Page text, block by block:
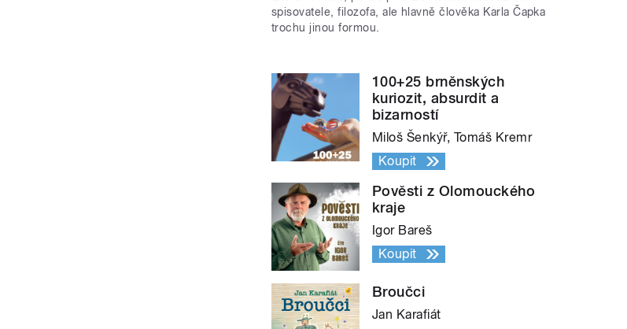
spisovatele, filozofa, ale hlavně člověka Karla Čapka
trochu jinou formou.
100+25 brněnských
kuriozit, absurdit a
bizarností
Miloš Šenkýř, Tomáš Kremr
Koupit
Pověsti z Olomouckého
kraje
Igor Bareš
Koupit
Broučci
Jan Karafiát